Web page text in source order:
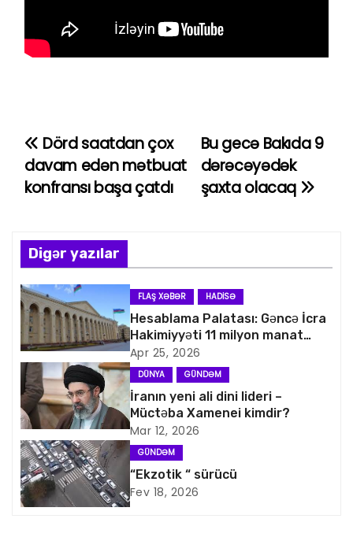
Y
a
ı
n
a
v
i
q
a
s
i
Bu gecə Bakıda 9
dərəcəyədək
şaxta olacaq
Dörd saatdan çox
davam edən mətbuat
konfransı başa çatdı
Digər yazılar
FLAŞ XƏBƏR HADISƏ
Hesablama Palatası: Gəncə İcra
Hakimiyyəti 11 milyon manat
artıq xərcləyib
Apr 25, 2026
DÜNYA GÜNDƏM
İranın yeni ali dini lideri –
Müctəba Xamenei kimdir?
Mar 12, 2026
GÜNDƏM
“Ekzotik “ sürücü
Fev 18, 2026